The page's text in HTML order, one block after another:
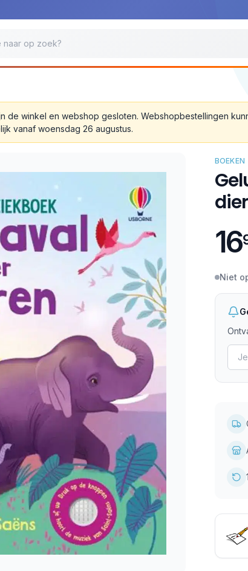
de winkel en webshop gesloten. Webshopbestellingen
vanaf woensdag 26 augustus.
BOEKEN
16
Niet